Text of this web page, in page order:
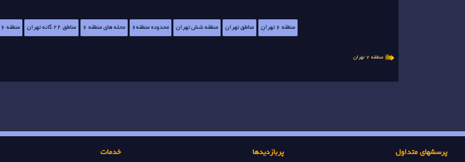
منطقه 6 تهران مناطق تهران منطقه شش تهران محدوده منطقه6 محله های منطقه 6 مناطق 22 گانه تهران منطقه 6 شهرداری تهران
منطقه 7 تهران
پرسشهای متداول پربازدیدها خدمات